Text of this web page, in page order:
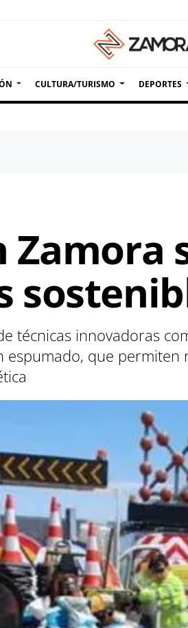
CULTURA/TURISMO DEPORTES
técnicas innovadoras
que